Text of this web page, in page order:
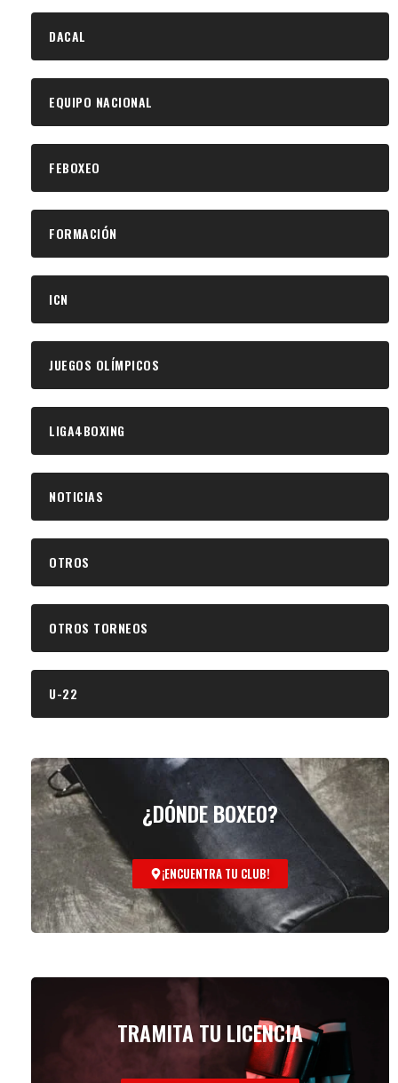
DACAL
EQUIPO NACIONAL
FEBOXEO
FORMACIÓN
ICN
JUEGOS OLÍMPICOS
LIGA4BOXING
NOTICIAS
OTROS
OTROS TORNEOS
U-22
¿DÓNDE BOXEO?
¡ENCUENTRA TU CLUB!
TRAMITA TU LICENCIA